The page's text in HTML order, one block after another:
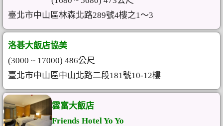
臺北市中山區林森北路289號4樓之1～3
洛碁大飯店協美
(3000 ~ 17000) 486公尺
臺北市中山區中山北路二段181號10-12樓
雲富大飯店
Friends Hotel Yo Yo